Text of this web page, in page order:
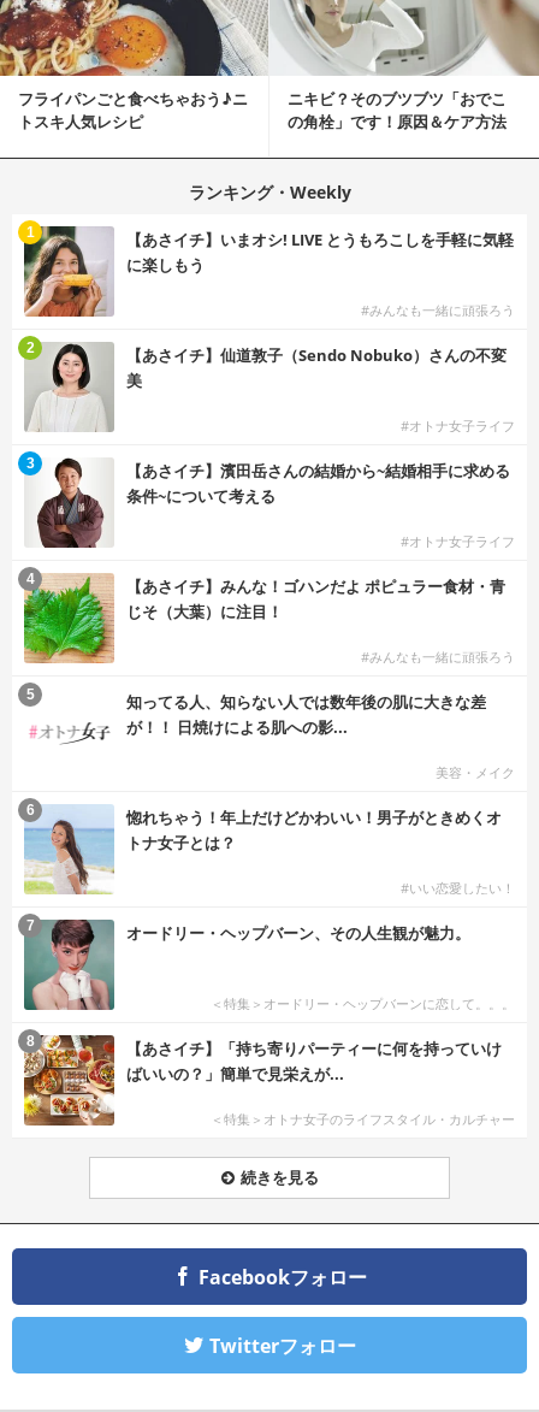
フライパンごと食べちゃおう♪ニ
トスキ人気レシピ
ニキビ？そのブツブツ「おでこ
の角栓」です！原因＆ケア方法
ランキング・Weekly
【あさイチ】いまオシ! LIVE とうもろこしを手軽に気軽
に楽しもう
#みんなも一緒に頑張ろう
1
【あさイチ】仙道敦子（Sendo Nobuko）さんの不変
美
#オトナ女子ライフ
2
【あさイチ】濱田岳さんの結婚から~結婚相手に求める
条件~について考える
#オトナ女子ライフ
3
【あさイチ】みんな！ゴハンだよ ポピュラー食材・青
じそ（大葉）に注目！
#みんなも一緒に頑張ろう
4
知ってる人、知らない人では数年後の肌に大きな差
が！！ 日焼けによる肌への影...
美容・メイク
5
惚れちゃう！年上だけどかわいい！男子がときめくオ
トナ女子とは？
#いい恋愛したい！
6
オードリー・ヘップバーン、その人生観が魅力。
＜特集＞オードリー・ヘップバーンに恋して。。。
7
【あさイチ】「持ち寄りパーティーに何を持っていけ
ばいいの？」簡単で見栄えが...
＜特集＞オトナ女子のライフスタイル・カルチャー
8
続きを見る
Facebookフォロー
Twitterフォロー